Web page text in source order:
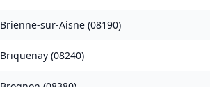
Brienne-sur-Aisne (08190)
Briquenay (08240)